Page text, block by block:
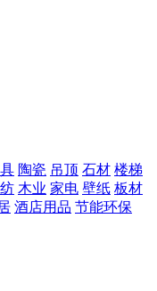
陶瓷 吊顶 石材 楼梯
木业 家电 壁纸 板材
酒店用品 节能环保